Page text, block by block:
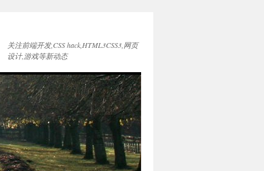
关注前端开发,CSS hack,HTML3CSS3,网页
设计,游戏等新动态